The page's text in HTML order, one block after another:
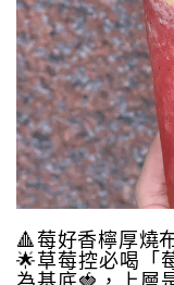
🔺莓好香檸厚燒
🌟草莓控必喝「